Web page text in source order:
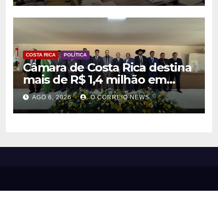
COSTA RICA POLÍTICA
Câmara de Costa Rica destina
mais de R$ 1,4 milhão em
emendas para investimentos
em diversas áreas
AGO 6, 2026 O CORREIO NEWS